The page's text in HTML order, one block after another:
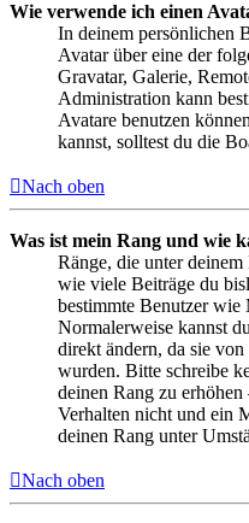
Wie verwende ich einen
In deinem persönlichen
Avatar über eine der
Gravatar, Galerie,
Administration kann
Avatare benutzen
kannst, solltest du die
Nach oben
Was ist mein Rang und wie
Ränge, die unter deinem
wie viele Beiträge du
bestimmte Benutzer wie
Normalerweise kannst
direkt ändern, da sie
wurden. Bitte schreibe
deinen Rang zu
Verhalten nicht und ein
deinen Rang unter
Nach oben